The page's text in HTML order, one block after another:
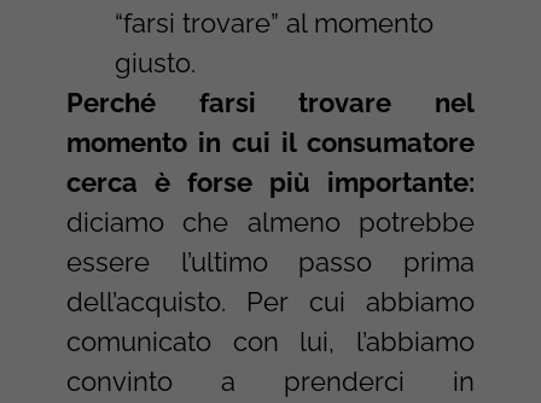
“farsi trovare” al momento
giusto.
Perché farsi trovare nel
momento in cui il consumatore
cerca è forse più importante:
diciamo che almeno potrebbe
essere l’ultimo passo prima
dell’acquisto. Per cui abbiamo
comunicato con lui, l’abbiamo
convinto a prenderci in